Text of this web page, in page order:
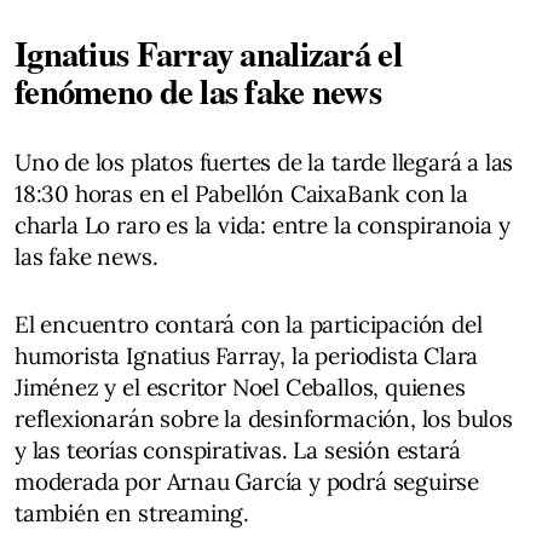
Ignatius Farray analizará el
fenómeno de las fake news
Uno de los platos fuertes de la tarde llegará a las
18:30 horas en el Pabellón CaixaBank con la
charla Lo raro es la vida: entre la conspiranoia y
las fake news.
El encuentro contará con la participación del
humorista Ignatius Farray, la periodista Clara
Jiménez y el escritor Noel Ceballos, quienes
reflexionarán sobre la desinformación, los bulos
y las teorías conspirativas. La sesión estará
moderada por Arnau García y podrá seguirse
también en streaming.